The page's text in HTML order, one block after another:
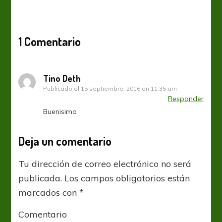
1 Comentario
Tino Deth
Publicado el 15 septiembre, 2016 en 11:35 am
Responder
Buenisimo
Deja un comentario
Tu dirección de correo electrónico no será
publicada. Los campos obligatorios están
marcados con*
Comentario